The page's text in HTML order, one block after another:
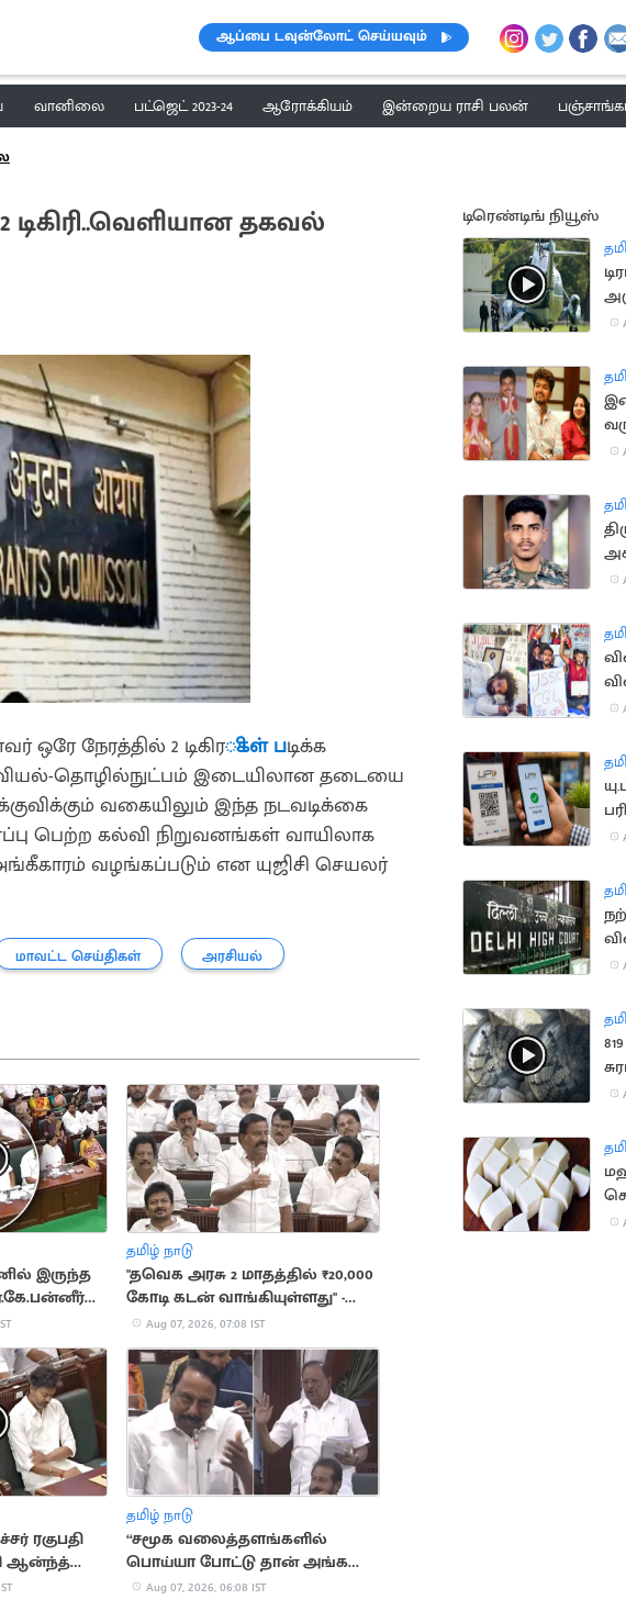
ஆப்பை டவுன்லோட் செய்யவும்
வானிலை பட்ஜெட் 2023-24 ஆரோக்கியம் இன்றைய ராசி பலன்
தகவல்
நேரத்தில் 2 டிகிரிகள் படிக்க
தொழில்நுட்பம் இடையிலான தடையை
வகையிலும் இந்த நடவடிக்கை
பெற்ற கல்வி நிறுவனங்கள் வாயிலாக
வழங்கப்படும் என யுஜிசி செயலர்
மாவட்ட செய்திகள் அரசியல்
இருந்த
தமிழ் நாடு
"தவெக அரசு 2 மாதத்தில் ₹20,000
கோடி கடன் வாங்கியுள்ளது" -
கே.என்.நேரு
Aug 07, 2026, 07:08 IST
ரகுபதி
ஆன்ந்த்
தமிழ் நாடு
“சமூக வலைத்தளங்களில்
பொய்யா போட்டு தான் அங்க
இருக்கீங்க”.. ரகுபதி பேச்சு
Aug 07, 2026, 06:08 IST
டிரெண்டிங் நியூஸ்